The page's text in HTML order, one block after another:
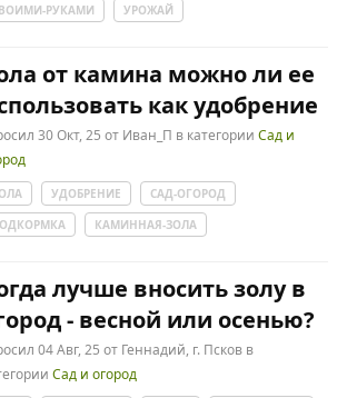
РУКАМИ
УРОЖАЙ
от камина можно ли ее
как удобрение
30 Окт, 25 от Иван_П в категории Сад и
УДОБРЕНИЕ
САД-ОГОРОД
КАМИННАЯ-ЗОЛА
лучше вносить золу в
- весной или осенью?
04 Авг, 25 от Геннадий, г. Псков в
Сад и огород